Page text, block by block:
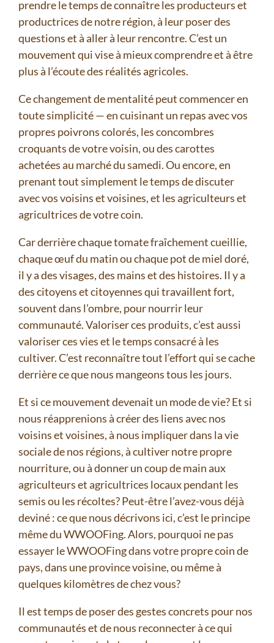
prendre le temps de connaître les producteurs et
productrices de notre région, à leur poser des
questions et à aller à leur rencontre. C’est un
mouvement qui vise à mieux comprendre et à être
plus à l’écoute des réalités agricoles.
Ce changement de mentalité peut commencer en
toute simplicité — en cuisinant un repas avec vos
propres poivrons colorés, les concombres
croquants de votre voisin, ou des carottes
achetées au marché du samedi. Ou encore, en
prenant tout simplement le temps de discuter
avec vos voisins et voisines, et les agriculteurs et
agricultrices de votre coin.
Car derrière chaque tomate fraîchement cueillie,
chaque œuf du matin ou chaque pot de miel doré,
il y a des visages, des mains et des histoires. Il y a
des citoyens et citoyennes qui travaillent fort,
souvent dans l’ombre, pour nourrir leur
communauté. Valoriser ces produits, c’est aussi
valoriser ces vies et le temps consacré à les
cultiver. C’est reconnaître tout l’effort qui se cache
derrière ce que nous mangeons tous les jours.
Et si ce mouvement devenait un mode de vie? Et si
nous réapprenions à créer des liens avec nos
voisins et voisines, à nous impliquer dans la vie
sociale de nos régions, à cultiver notre propre
nourriture, ou à donner un coup de main aux
agriculteurs et agricultrices locaux pendant les
semis ou les récoltes? Peut-être l’avez-vous déjà
deviné : ce que nous décrivons ici, c’est le principe
même du WWOOFing. Alors, pourquoi ne pas
essayer le WWOOFing dans votre propre coin de
pays, dans une province voisine, ou même à
quelques kilomètres de chez vous?
Il est temps de poser des gestes concrets pour nos
communautés et de nous reconnecter à ce qui